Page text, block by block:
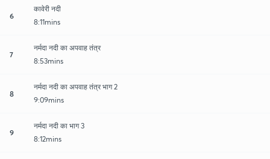
6
कावेरी नदी
8:11mins
7
नर्मदा नदी का अपवाह तंत्र
8:53mins
8
नर्मदा नदी का अपवाह तंत्र भाग 2
9:09mins
9
नर्मदा नदी का भाग 3
8:12mins